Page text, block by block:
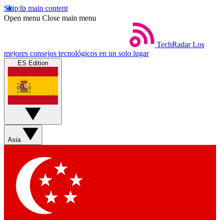
Skip to main content
Open menu Close main menu
TechRadar Los
mejores consejos tecnológicos en un solo lugar
ES Edition
Asia